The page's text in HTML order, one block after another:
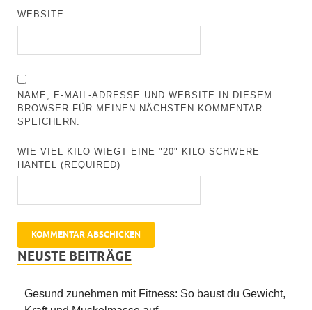
WEBSITE
NAME, E-MAIL-ADRESSE UND WEBSITE IN DIESEM
BROWSER FÜR MEINEN NÄCHSTEN KOMMENTAR
SPEICHERN.
WIE VIEL KILO WIEGT EINE "20" KILO SCHWERE
HANTEL (REQUIRED)
NEUSTE BEITRÄGE
Gesund zunehmen mit Fitness: So baust du Gewicht,